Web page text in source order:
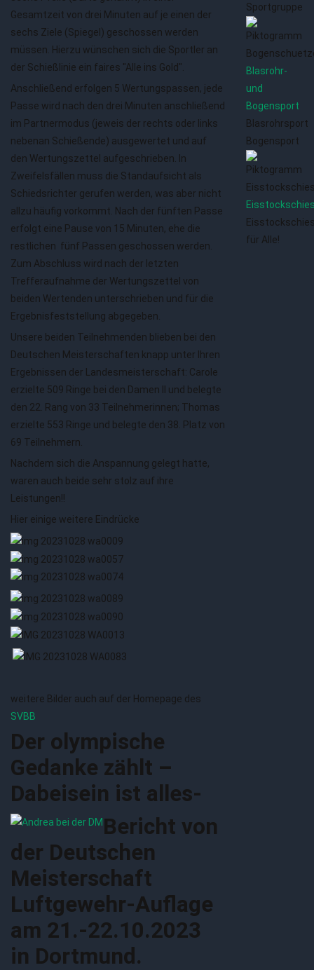
Gesamtzeit von drei Minuten auf je einen der
sechs Ziele (Spiegel) geschossen werden
müssen. Hierzu wünschen sich die Sportler an
der Schießlinie ein faires "Alle ins Gold".
Anschließend erfolgen 5 Wertungspassen, jede
Passe wird nach den drei Minuten anschließend
im Partnermodus (jeweis der rechts oder links
nebenan Schießende) ausgewertet und auf
den Wertungszettel aufgeschrieben. In
Zweifelsfällen muss die Standaufsicht als
Schiedsrichter gerufen werden, was aber nicht
allzu häufig vorkommt. Nach der fünften Passe
erfolgt eine Pause von 15 Minuten, ehe die
restlichen fünf Passen geschossen werden.
Zum Abschluss wird nach der letzten
Trefferaufnahme der Wertungszettel von
beiden Wertenden unterschrieben und für die
Ergebnisfeststellung abgegeben.
Unsere beiden Teilnehmenden blieben bei den
Deutschen Meisterschaften knapp unter Ihren
Ergebnissen der Landesmeisterschaft: Carole
erzielte 509 Ringe bei den Damen II und belegte
den 22. Rang von 33 Teilnehmerinnen; Thomas
erzielte 553 Ringe und belegte den 38. Platz von
69 Teilnehmern.
Nachdem sich die Anspannung gelegt hatte,
waren auch beide sehr stolz auf ihre
Leistungen!!
Hier einige weitere Eindrücke
weitere Bilder auch auf der Homepage des
SVBB
Der olympische
Gedanke zählt –
Dabeisein ist alles-
Bericht von
der Deutschen
Meisterschaft
Luftgewehr-Auflage
am 21.-22.10.2023
in Dortmund.
Sportgruppe
Blasrohr-
und
Bogensport
Blasrohrsport
Bogensport
für Alle!